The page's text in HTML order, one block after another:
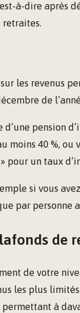
à-dire après
retraites.
les revenus
de
d’une pension
moins 40 %, ou
un taux
si vous
par personne
de
de votre
les plus
à